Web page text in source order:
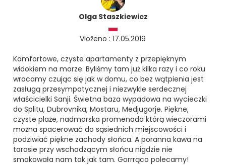
Olga Staszkiewicz
Vloženo : 17.05.2019
Komfortowe, czyste apartamenty z przepięknym
widokiem na morze. Byliśmy tam już kilka razy i co roku
wracamy czując się jak w domu, co bez wątpienia jest
zasługą przesympatycznej i niezwykle serdecznej
właścicielki Sanji. Świetna baza wypadowa na wycieczki
do Splitu, Dubrovnika, Mostaru, Medjugorje. Piękne,
czyste plaże, nadmorska promenada którą wieczorami
można spacerować do sąsiednich miejscowości i
podziwiać piękne zachody słońca. A poranna kawa na
tarasie przy wschodzącym słońcu nigdzie nie
smakowała nam tak jak tam. Gorrrąco polecamy!